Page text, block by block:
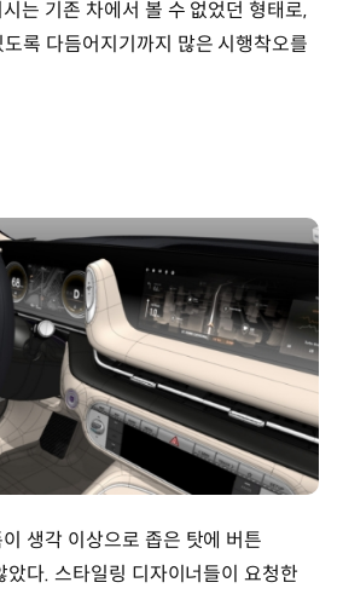
는 기존 차에서 볼 수 없었던 형태로,
록 다듬어지기까지 많은 시행착오를
생각 이상으로 좁은 탓에 버튼
다. 스타일링 디자이너들이 요청한